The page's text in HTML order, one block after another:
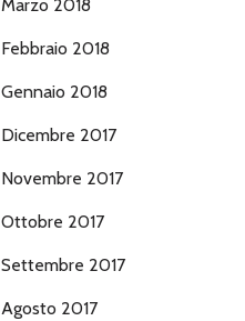
Marzo 2018
Febbraio 2018
Gennaio 2018
Dicembre 2017
Novembre 2017
Ottobre 2017
Settembre 2017
Agosto 2017